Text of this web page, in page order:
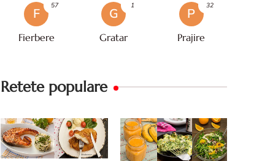
F
Fierbere
57
G
Gratar
1
P
Prajire
32
Retete populare